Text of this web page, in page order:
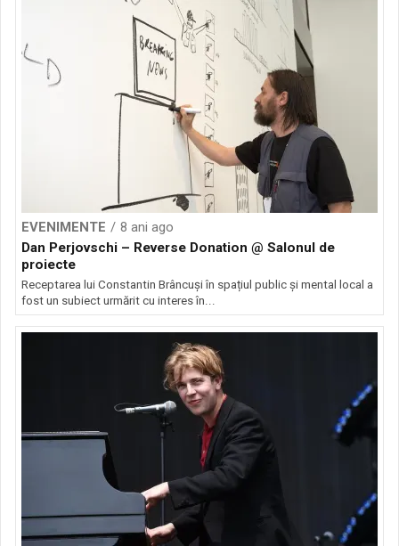
EVENIMENTE
8 ani ago
Dan Perjovschi – Reverse Donation @ Salonul de
proiecte
Receptarea lui Constantin Brâncuși în spațiul public și mental local a
fost un subiect urmărit cu interes în...